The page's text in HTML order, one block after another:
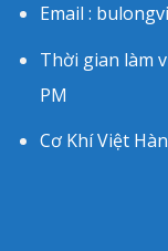
Email :
Thời gian làm
PM
Cơ Khí Việt